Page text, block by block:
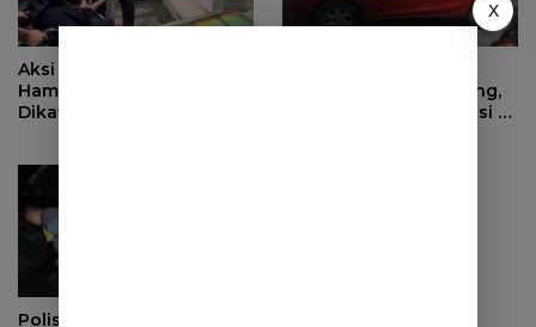
Aksi Cepat Polisi, Ibu
Hamil di Sumedang
Dikawal ke Puskesmas
Orang Tua di Sumedang,
Pelaku Ditangkap Polisi di
Polisi dan Warga
X